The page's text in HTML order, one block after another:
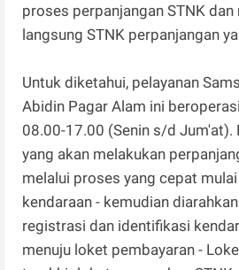
proses perpanjangan STNK dan
langsung STNK perpanjangan
Untuk diketahui, pelayanan
Abidin Pagar Alam ini
08.00-17.00 (Senin s/d Jum'at).
yang akan melakukan
melalui proses yang cepat
kendaraan - kemudian
registrasi dan identifikasi
menuju loket pembayaran -